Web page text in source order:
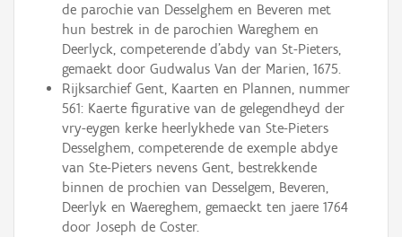
de parochie van Desselghem en Beveren met
hun bestrek in de parochien Wareghem en
Deerlyck, competerende d'abdy van St-Pieters,
gemaekt door Gudwalus Van der Marien, 1675.
Rijksarchief Gent, Kaarten en Plannen, nummer
561: Kaerte figurative van de gelegendheyd der
vry-eygen kerke heerlykhede van Ste-Pieters
Desselghem, competerende de exemple abdye
van Ste-Pieters nevens Gent, bestrekkende
binnen de prochien van Desselgem, Beveren,
Deerlyk en Waereghem, gemaeckt ten jaere 1764
door Joseph de Coster.